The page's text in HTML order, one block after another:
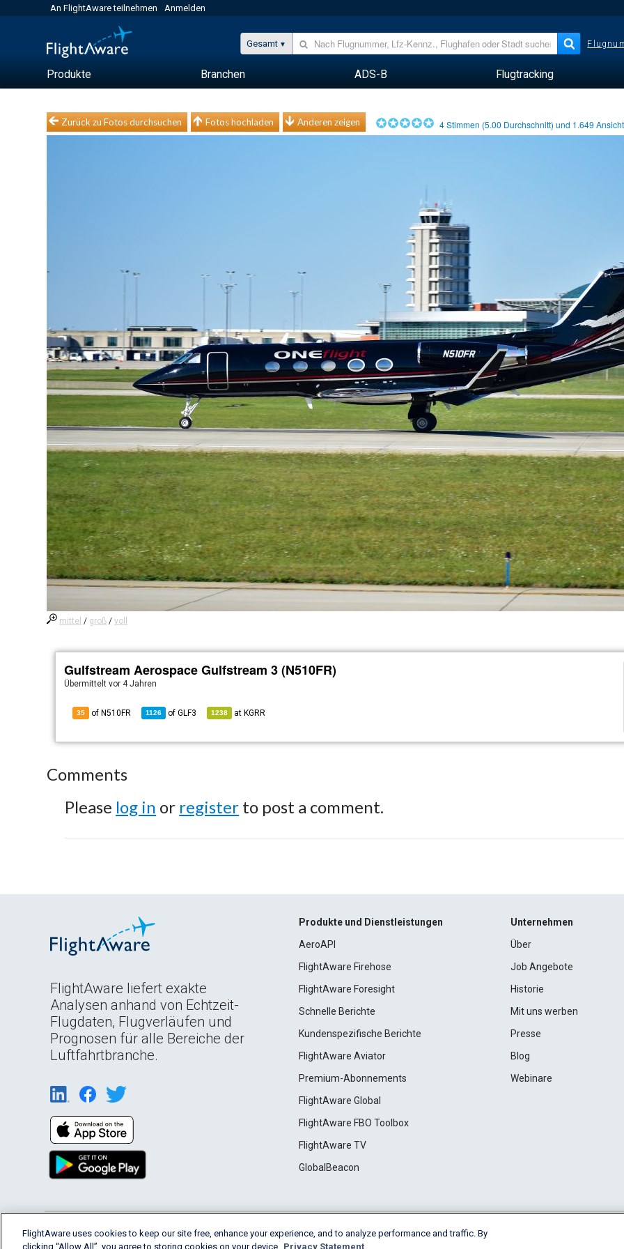
An FlightAware teilnehmen Anmelden
Gesamt
Produkte Branchen ADS-B Flugtracking
Zurück zu Fotos durchsuchen Fotos hochladen Anderen zeigen 4Stimmen (5.00 Durchschnitt) und 1.649
mittel / groß /voll
Gulfstream Aerospace Gulfstream 3 (N510FR)
Übermitteltvor 4 Jahren
35 of N510FR 1126 ofGLF3 1238 at KGRR
Comments
Please log in or register to post a comment.
FlightAware liefert exakte
Analysen anhand von Echtzeit-
Flugdaten, Flugverläufen und
Prognosen für alle Bereiche der
Luftfahrtbranche.
Produkte und Dienstleistungen
AeroAPI
FlightAware Firehose
FlightAware Foresight
Schnelle Berichte
Kundenspezifische Berichte
FlightAware Aviator
Premium-Abonnements
FlightAware Global
FlightAware FBO Toolbox
FlightAware TV
GlobalBeacon
Unternehmen
Über
Job Angebote
Historie
Mit uns werben
Presse
Blog
Webinare
English (USA) 2026 FlightAware Terms of Use Privacy Cookie Settings
FlightAware uses cookies to keep our site free, enhance your experience, and to analyze performance and traffic. By
clicking “Allow All”, you agree to storing cookies on your device. Privacy Statement